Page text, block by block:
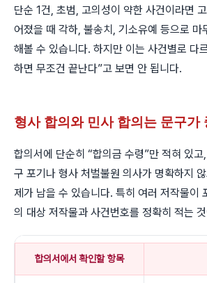
단순 1건, 초범, 고의성이 약한 사건이라면
어졌을 때 각하, 불송치, 기소유예 등으로 마
해볼 수 있습니다. 하지만 이는 사건별로 다
하면 무조건 끝난다”고 보면 안 됩니다.
형사 합의와 민사 합의는 문구가
합의서에 단순히 “합의금 수령”만 적혀 있
구 포기나 형사 처벌불원 의사가 명확하지
제가 남을 수 있습니다. 특히 여러 저작물이
의 대상 저작물과 사건번호를 정확히 적는
합의서에서 확인할 항목